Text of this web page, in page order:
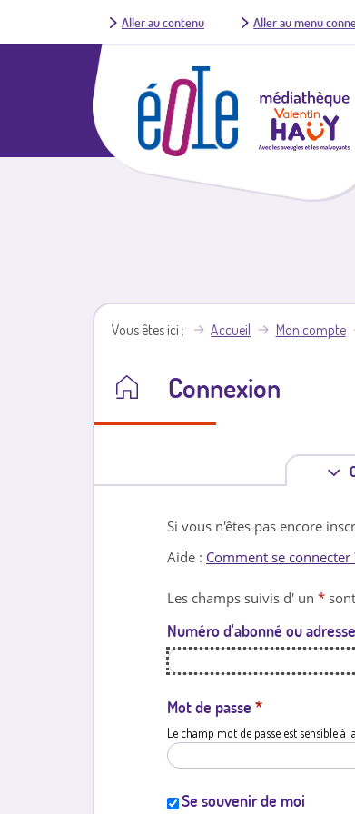
Aller au contenu Aller au menu
Vous êtes ici Accueil Mon compte
Connexion
Si vous n'êtes pas encore
Aide : Comment se connecter
Les champs suivis d' un *
Numéro d'abonné ou
Mot de passe *
Le champ mot de passe est sensible à
Se souvenir de moi